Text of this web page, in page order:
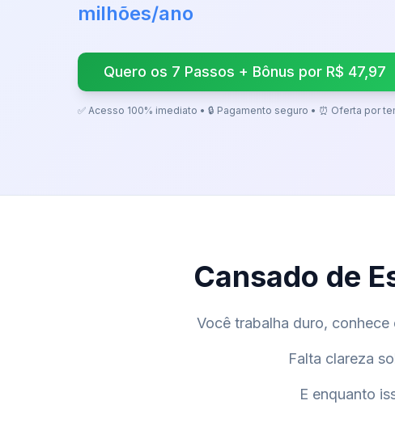
milhões/ano
Quero os 7 Passos + Bônus por R$ 47,97
✅ Acesso 100% imediato • 🔒 Pagamento seguro • ⏰ Oferta por
Cansado de
Você trabalha duro,
Falta clareza
E enquanto